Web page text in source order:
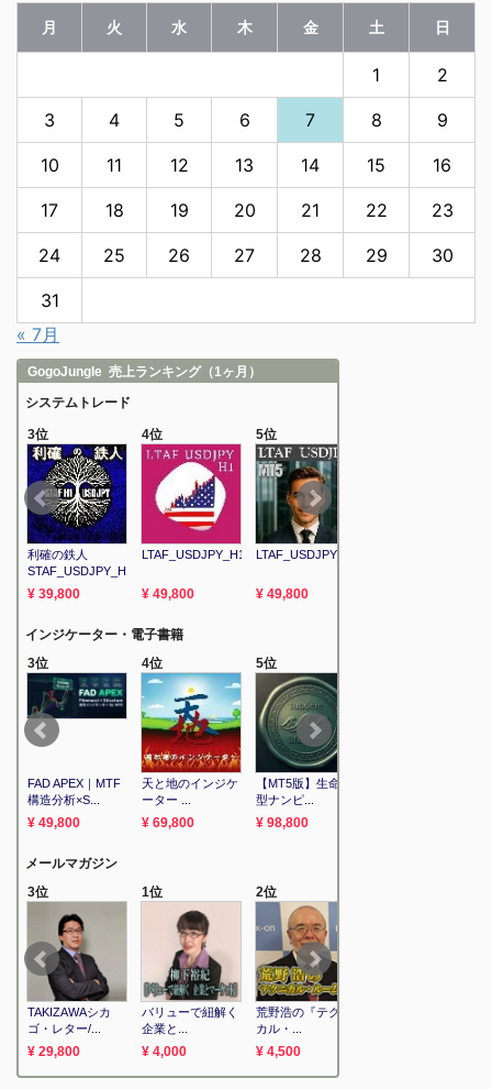
月 火 水 木 金 土 日
1 2
3 4 5 6 7 8 9
10 11 12 13 14 15 16
17 18 19 20 21 22 23
24 25 26 27 28 29 30
31
« 7月